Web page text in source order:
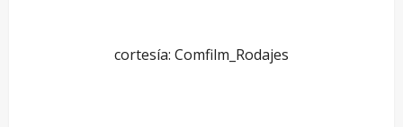
cortesía: Comfilm_Rodajes